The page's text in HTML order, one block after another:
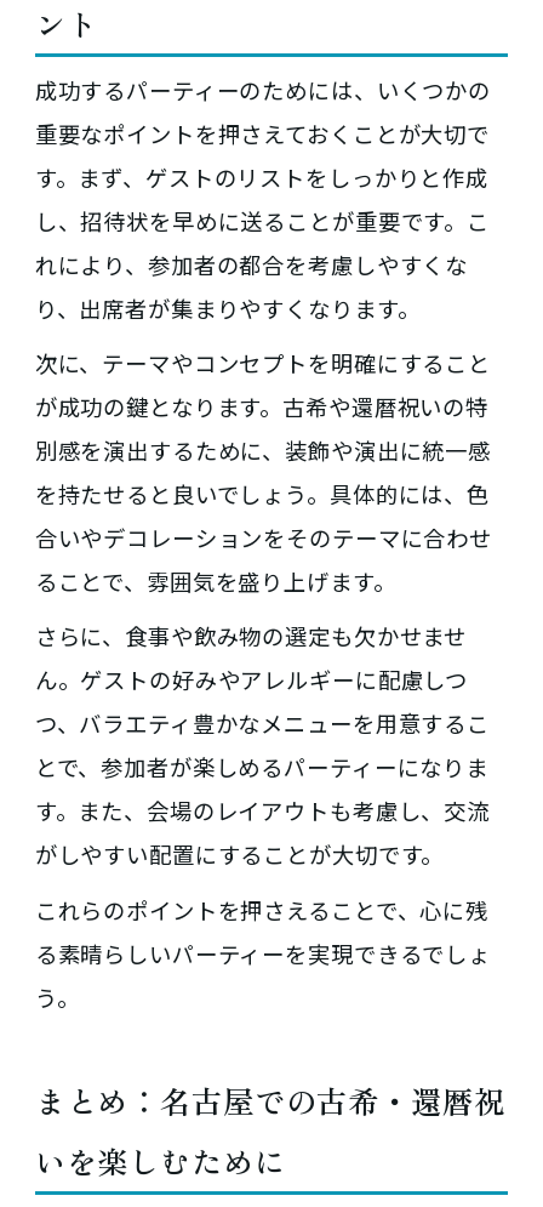
ント
成功するパーティーのためには、いくつかの
重要なポイントを押さえておくことが大切で
す。まず、ゲストのリストをしっかりと作成
し、招待状を早めに送ることが重要です。こ
れにより、参加者の都合を考慮しやすくな
り、出席者が集まりやすくなります。
次に、テーマやコンセプトを明確にすること
が成功の鍵となります。古希や還暦祝いの特
別感を演出するために、装飾や演出に統一感
を持たせると良いでしょう。具体的には、色
合いやデコレーションをそのテーマに合わせ
ることで、雰囲気を盛り上げます。
さらに、食事や飲み物の選定も欠かせませ
ん。ゲストの好みやアレルギーに配慮しつ
つ、バラエティ豊かなメニューを用意するこ
とで、参加者が楽しめるパーティーになりま
す。また、会場のレイアウトも考慮し、交流
がしやすい配置にすることが大切です。
これらのポイントを押さえることで、心に残
る素晴らしいパーティーを実現できるでしょ
う。
まとめ：名古屋での古希・還暦祝
いを楽しむために